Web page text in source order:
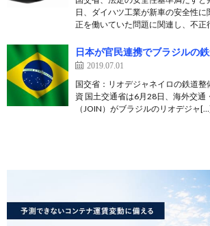
日、ダイハツ工業が新車の安全性
正を働いていた問題に関連し、不
日本が官民連携でブラジルの
2019.07.01
国交省：リオデジャネイロの鉄道
資 国土交通省は6月28日、海外交通
（JOIN）がブラジルのリオデジャ